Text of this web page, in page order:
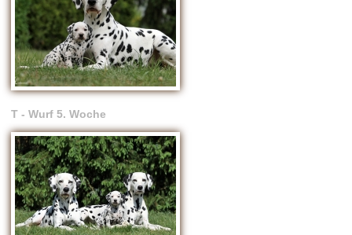
T - Wurf 5. Woche